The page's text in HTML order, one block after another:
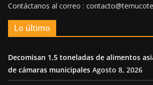
Contáctanos al correo :
Lo último
Decomisan 1,5 toneladas de alimentos
de cámaras municipales Agosto 8, 2026